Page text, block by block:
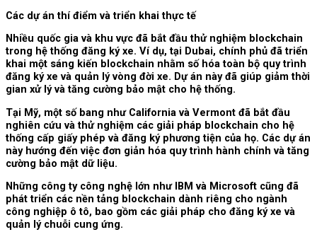
Các dự án thí điểm và triển khai thực tế
Nhiều quốc gia và khu vực đã bắt đầu thử nghiệm blockchain
trong hệ thống đăng ký xe. Ví dụ, tại Dubai, chính phủ đã triển
khai một sáng kiến blockchain nhằm số hóa toàn bộ quy trình
đăng ký xe và quản lý vòng đời xe. Dự án này đã giúp giảm thời
gian xử lý và tăng cường bảo mật cho hệ thống.
Tại Mỹ, một số bang như California và Vermont đã bắt đầu
nghiên cứu và thử nghiệm các giải pháp blockchain cho hệ
thống cấp giấy phép và đăng ký phương tiện của họ. Các dự án
này hướng đến việc đơn giản hóa quy trình hành chính và tăng
cường bảo mật dữ liệu.
Những công ty công nghệ lớn như IBM và Microsoft cũng đã
phát triển các nền tảng blockchain dành riêng cho ngành
công nghiệp ô tô, bao gồm các giải pháp cho đăng ký xe và
quản lý chuỗi cung ứng.